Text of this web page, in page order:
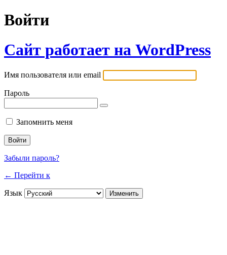
Войти
Сайт работает на WordPress
Имя пользователя или email
Пароль
Запомнить меня
Забыли пароль?
← Перейти к
Язык